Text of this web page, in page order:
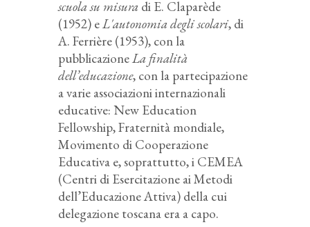
scuola su misura di E. Claparède
(1952) eL'autonomia degli scolari, di
A. Ferrière (1953), con la
pubblicazioneLa finalità
dell’educazione, con la partecipazione
a varie associazioni internazionali
educative: New Education
Fellowship, Fraternità mondiale,
Movimento di Cooperazione
Educativa e, soprattutto, i CEMEA
(Centri di Esercitazione ai Metodi
dell’Educazione Attiva) della cui
delegazione toscana era a capo.